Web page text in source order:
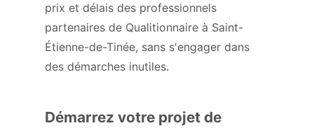
prix et délais des professionnels
partenaires de Qualitionnaire à Saint-
Étienne-de-Tinée, sans s'engager dans
des démarches inutiles.
Démarrez votre projet de